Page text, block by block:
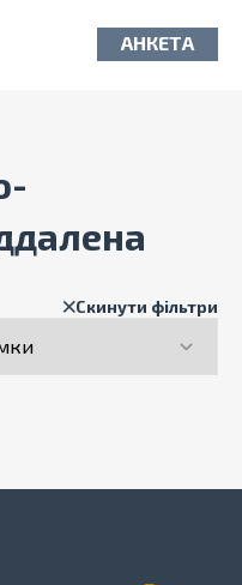
АНКЕТА
Скинути фільтри